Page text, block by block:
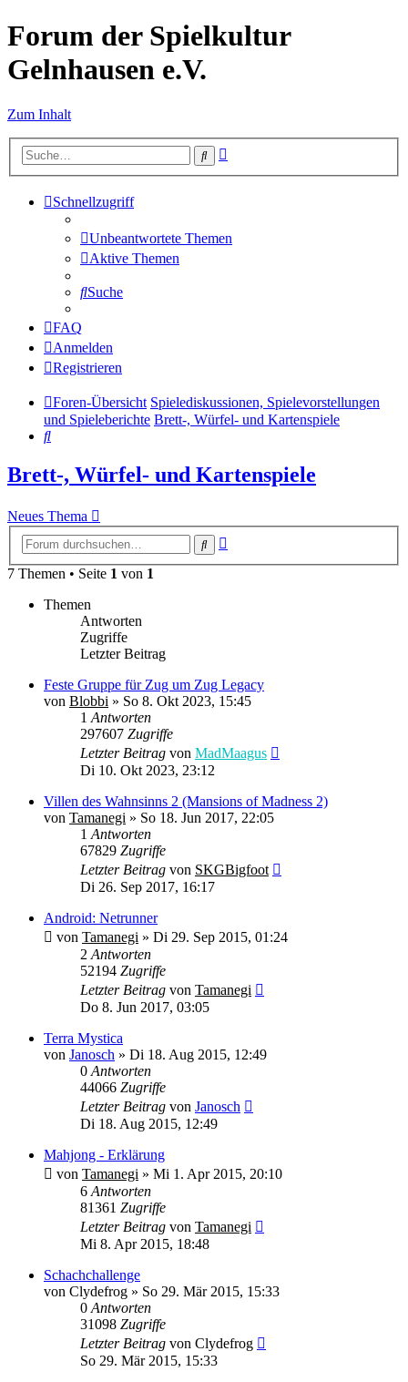
Forum der Spielkultur
Gelnhausen e.V.
Zum Inhalt
Suche
Schnellzugriff
Unbeantwortete Themen
Aktive Themen
Suche
FAQ
Anmelden
Registrieren
Foren-Übersicht Spielediskussionen, Spielevorstellungen
und Spieleberichte Brett-, Würfel- und Kartenspiele
Suche
Brett-, Würfel- und Kartenspiele
Neues Thema
Suche
7 Themen • Seite 1 von 1
Themen
Antworten
Zugriffe
Letzter Beitrag
Feste Gruppe für Zug um Zug Legacy
von Blobbi » So 8. Okt 2023, 15:45
1 Antworten
297607 Zugriffe
Letzter Beitrag von MadMaagus
Di 10. Okt 2023, 23:12
Villen des Wahnsinns 2 (Mansions of Madness 2)
von Tamanegi » So 18. Jun 2017, 22:05
1 Antworten
67829 Zugriffe
Letzter Beitrag von SKGBigfoot
Di 26. Sep 2017, 16:17
Android: Netrunner
von Tamanegi » Di 29. Sep 2015, 01:24
2 Antworten
52194 Zugriffe
Letzter Beitrag von Tamanegi
Do 8. Jun 2017, 03:05
Terra Mystica
von Janosch » Di 18. Aug 2015, 12:49
0 Antworten
44066 Zugriffe
Letzter Beitrag von Janosch
Di 18. Aug 2015, 12:49
Mahjong - Erklärung
von Tamanegi » Mi 1. Apr 2015, 20:10
6 Antworten
81361 Zugriffe
Letzter Beitrag von Tamanegi
Mi 8. Apr 2015, 18:48
Schachchallenge
von Clydefrog » So 29. Mär 2015, 15:33
0 Antworten
31098 Zugriffe
Letzter Beitrag von Clydefrog
So 29. Mär 2015, 15:33